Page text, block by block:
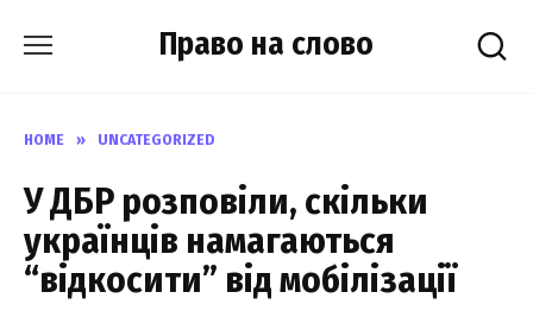
Право на слово
HOME » UNCATEGORIZED
У ДБР розповіли, скільки
українців намагаються
“відкосити” від мобілізації